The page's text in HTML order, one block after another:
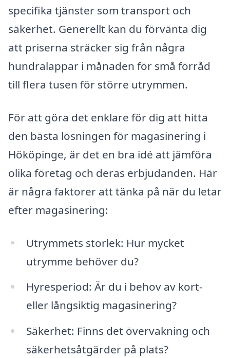
specifika tjänster som transport och
säkerhet. Generellt kan du förvänta dig
att priserna sträcker sig från några
hundralappar i månaden för små förråd
till flera tusen för större utrymmen.
För att göra det enklare för dig att hitta
den bästa lösningen för magasinering i
Hököpinge, är det en bra idé att jämföra
olika företag och deras erbjudanden. Här
är några faktorer att tänka på när du letar
efter magasinering:
Utrymmets storlek: Hur mycket
utrymme behöver du?
Hyresperiod: Är du i behov av kort-
eller långsiktig magasinering?
Säkerhet: Finns det övervakning och
säkerhetsåtgärder på plats?